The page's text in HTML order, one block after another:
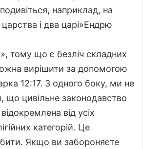
наприклад, на
і два царі»Ендрю
тому що є безліч складних
вирішити за допомогою
12:17. З одного боку, ми не
що цивільне законодавство
від усіх
категорій. Це
Якщо ви забороняєте